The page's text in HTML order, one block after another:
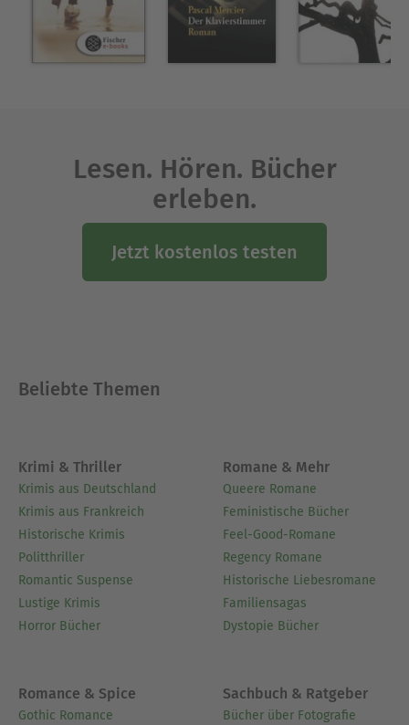
Hamburger Literaturpreis und dem Hubert-Fichte-
Preis ausgezeichnet wurde.
Lesen. Hören. Bücher
erleben.
Jetzt kostenlos testen
Beliebte Themen
Krimi & Thriller
Krimis aus Deutschland
Krimis aus Frankreich
Historische Krimis
Politthriller
Romantic Suspense
Lustige Krimis
Horror Bücher
Romane & Mehr
Queere Romane
Feministische Bücher
Feel-Good-Romane
Regency Romane
Historische Liebesromane
Familiensagas
Dystopie Bücher
Romance & Spice
Gothic Romance
Sachbuch & Ratgeber
Bücher über Fotografie